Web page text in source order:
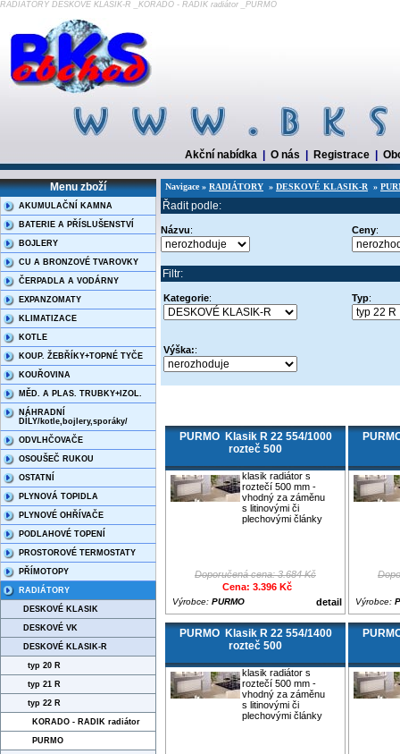
RADIÁTORY DESKOVÉ KLASIK-R _KORADO - RADIK radiátor _PURMO
Akční nabídka O nás Registrace
Menu zboží
AKUMULAČNÍ KAMNA
BATERIE A PŘÍSLUŠENSTVÍ
BOJLERY
CU A BRONZOVÉ TVAROVKY
ČERPADLA A VODÁRNY
EXPANZOMATY
KLIMATIZACE
KOTLE
KOUP. ŽEBŘÍKY+TOPNÉ TYČE
KOUŘOVINA
MĚD. A PLAS. TRUBKY+IZOL.
NÁHRADNÍ
DÍLY/kotle,bojlery,sporáky/
ODVLHČOVAČE
OSOUŠEČ RUKOU
OSTATNÍ
PLYNOVÁ TOPIDLA
PLYNOVÉ OHŘÍVAČE
PODLAHOVÉ TOPENÍ
PROSTOROVÉ TERMOSTATY
PŘÍMOTOPY
RADIÁTORY
DESKOVÉ KLASIK
DESKOVÉ VK
DESKOVÉ KLASIK-R
typ 20 R
typ 21 R
typ 22 R
KORADO - RADIK radiátor
PURMO
Navigace » RADIÁTORY » DESKOVÉ KLASIK-R »
Řadit podle:
Názvu: Ceny:
Filtr:
Kategorie: Typ:
Výška::
PURMO Klasik R 22 554/1000
rozteč 500
klasik radiátor s
roztečí 500 mm -
vhodný za záměnu
s litinovými či
plechovými články
Doporučená cena: 3.684 Kč
Cena: 3.396 Kč
detail
Výrobce: PURMO Výrobce:
PURMO Klasik R 22 554/1400
rozteč 500
klasik radiátor s
roztečí 500 mm -
vhodný za záměnu
s litinovými či
plechovými články